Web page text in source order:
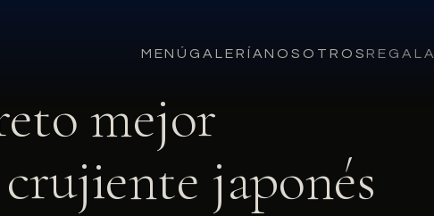
MENÚ GALERÍANOSOTROS REGALA
mejor
japonés